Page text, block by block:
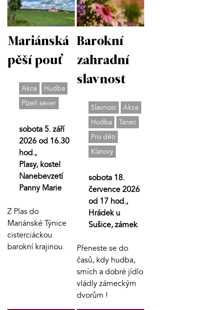
Mariánská
pěší pouť
Akce
Hudba
Plzeň sever
sobota 5. září
2026 od 16.30
hod.,
Plasy, kostel
Nanebevzetí
Panny Marie
Z Plas do
Mariánské Týnice
cisterciáckou
barokní krajinou.
Barokní
zahradní
slavnost
Slavnost
Akce
Hudba
Tanec
Pro děti
Klatovy
sobota 18.
července 2026
od 17 hod.,
Hrádek u
Sušice, zámek
Přeneste se do
časů, kdy hudba,
smích a dobré jídlo
vládly zámeckým
dvorům !